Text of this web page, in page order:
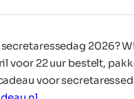
2026?
voor 22 uur bestelt,
voor